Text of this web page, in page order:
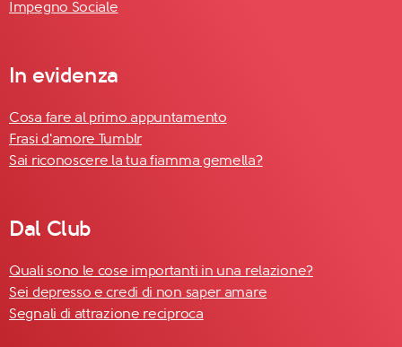
Impegno Sociale
In evidenza
Cosa fare al primo appuntamento
Frasi d'amore Tumblr
Sai riconoscere la tua fiamma gemella?
Dal Club
Quali sono le cose importanti in una relazione?
Sei depresso e credi di non saper amare
Segnali di attrazione reciproca